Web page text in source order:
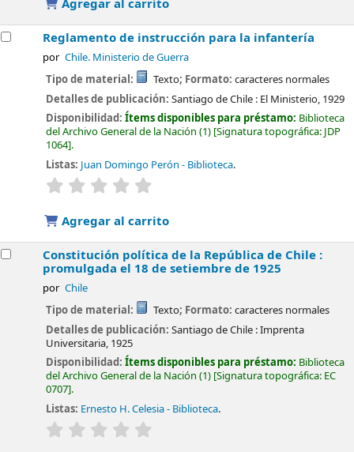
Agregar al carrito
Reglamento de instrucción para la infantería
por Chile. Ministerio de Guerra
Tipo de material: Texto; Formato: caracteres normales
Detalles de publicación:Santiago de Chile : El Ministerio, 1929
Disponibilidad:Ítems disponibles para préstamo: Biblioteca
del Archivo General de la Nación (1) Signatura topográfica: JDP
1064 .
Listas: Juan Domingo Perón - Biblioteca.
valoración
Agregar al carrito
Constitución política de la República de Chile :
promulgada el 18 de setiembre de 1925
por Chile
Tipo de material: Texto; Formato: caracteres normales
Detalles de publicación:Santiago de Chile :Imprenta
Universitaria, 1925
Disponibilidad:Ítems disponibles para préstamo: Biblioteca
del Archivo General de la Nación (1) Signatura topográfica: EC
0707 .
Listas: Ernesto H. Celesia - Biblioteca.
valoración